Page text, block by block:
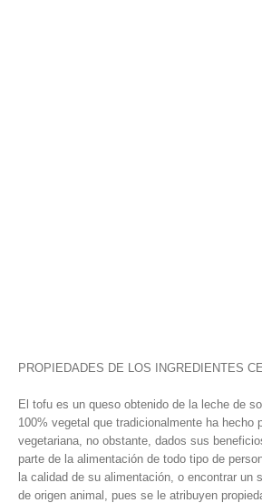
PROPIEDADES DE LOS INGREDIENTES
El tofu es un queso obtenido de la leche de
100% vegetal que tradicionalmente ha hecho
vegetariana, no obstante, dados sus
parte de la alimentación de todo tipo de
la calidad de su alimentación, o encontrar un
de origen animal, pues se le atribuyen